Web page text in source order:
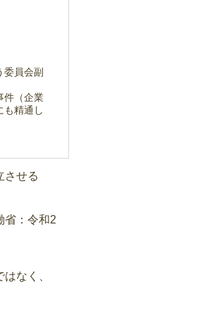
員会副
件（企業
も精通し
させる
省：令和2
なく、